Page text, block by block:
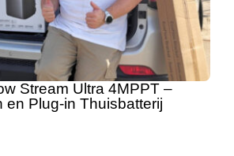
Stream Ultra 4MPPT –
en Plug-in Thuisbatterij